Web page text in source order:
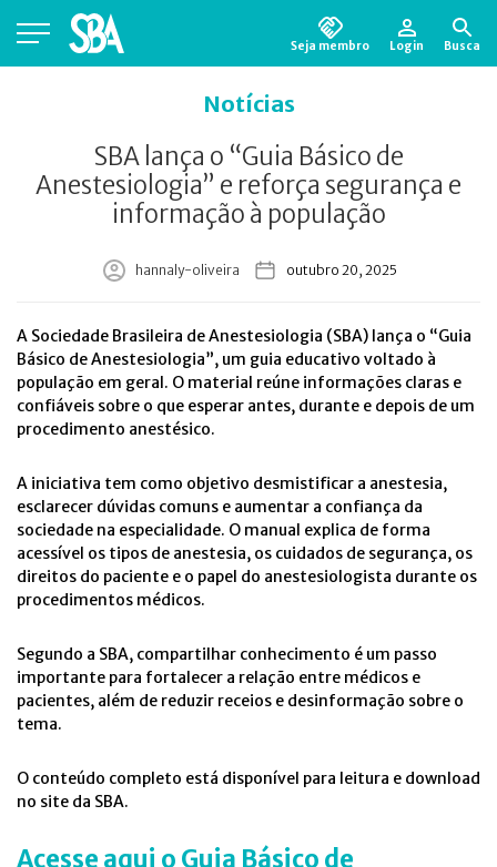
Seja membro Login Busca
Notícias
SBA lança o “Guia Básico de
Anestesiologia” e reforça segurança e
informação à população
hannaly-oliveira outubro 20, 2025
A Sociedade Brasileira de Anestesiologia (SBA) lança o “Guia
Básico de Anestesiologia”, um guia educativo voltado à
população em geral. O material reúne informações claras e
confiáveis sobre o que esperar antes, durante e depois de um
procedimento anestésico.
A iniciativa tem como objetivo desmistificar a anestesia,
esclarecer dúvidas comuns e aumentar a confiança da
sociedade na especialidade. O manual explica de forma
acessível os tipos de anestesia, os cuidados de segurança, os
direitos do paciente e o papel do anestesiologista durante os
procedimentos médicos.
Segundo a SBA, compartilhar conhecimento é um passo
importante para fortalecer a relação entre médicos e
pacientes, além de reduzir receios e desinformação sobre o
tema.
O conteúdo completo está disponível para leitura e download
no site da SBA.
Acesse aqui o Guia Básico de